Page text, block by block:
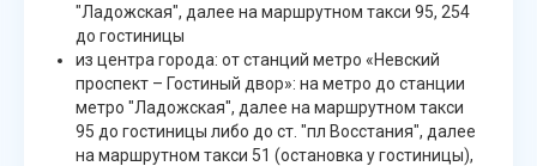
"Ладожская", далее на маршрутном такси 95, 254
до гостиницы
из центра города: от станций метро «Невский
проспект – Гостиный двор»: на метро до станции
метро "Ладожская", далее на маршрутном такси
95 до гостиницы либо до ст. "пл Восстания", далее
на маршрутном такси 51 (остановка у гостиницы),